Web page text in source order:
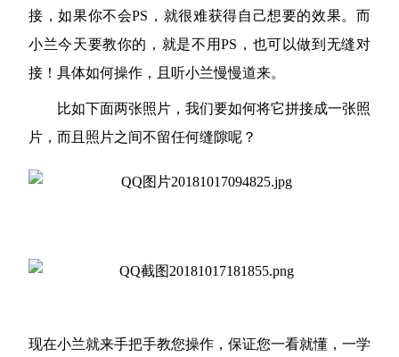
接，如果你不会PS，就很难获得自己想要的效果。而
小兰今天要教你的，就是不用PS，也可以做到无缝对
接！具体如何操作，且听小兰慢慢道来。
比如下面两张照片，我们要如何将它拼接成一张照
片，而且照片之间不留任何缝隙呢？
现在小兰就来手把手教您操作，保证您一看就懂，一学